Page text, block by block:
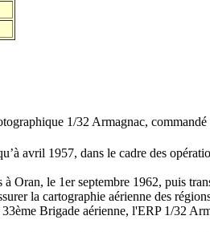
1/32 Armagnac,
avril 1957, dans le cadre des
le 1er septembre 1962, puis
la cartographie aérienne des
Brigade aérienne, l'ERP 1/32